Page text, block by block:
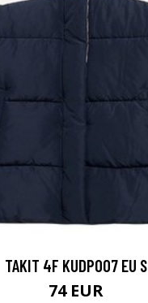
TAKIT 4F KUDP007 EU S
74 EUR